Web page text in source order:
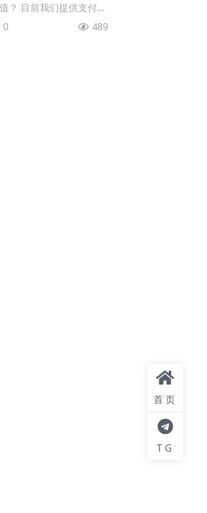
？ 目前我们提供支付宝
只需...
0 489
首页
TG